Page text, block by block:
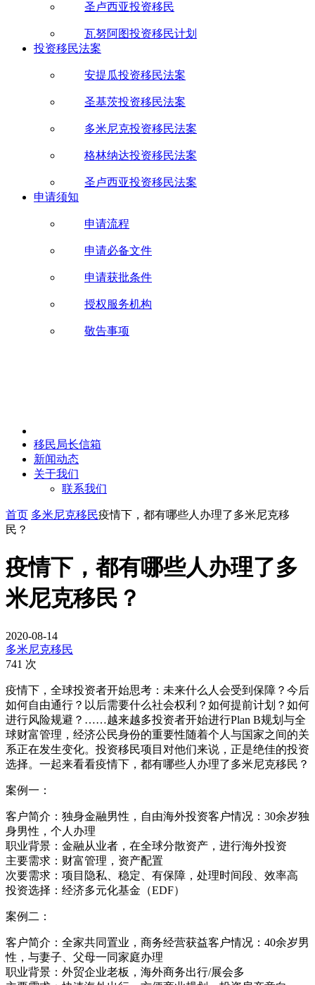
圣卢西亚投资移民
瓦努阿图投资移民计划
投资移民法案
安提瓜投资移民法案
圣基茨投资移民法案
多米尼克投资移民法案
格林纳达投资移民法案
圣卢西亚投资移民法案
申请须知
申请流程
申请必备文件
申请获批条件
授权服务机构
敬告事项
移民局长信箱
新闻动态
关于我们
联系我们
首页 多米尼克移民疫情下，都有哪些人办理了多米尼克移
民？
疫情下，都有哪些人办理了多
米尼克移民？
2020-08-14
多米尼克移民
741 次
疫情下，全球投资者开始思考：未来什么人会受到保障？今后
如何自由通行？以后需要什么社会权利？如何提前计划？如何
进行风险规避？……越来越多投资者开始进行Plan B规划与全
球财富管理，经济公民身份的重要性随着个人与国家之间的关
系正在发生变化。投资移民项目对他们来说，正是绝佳的投资
选择。一起来看看疫情下，都有哪些人办理了多米尼克移民？
案例一：
客户简介：独身金融男性，自由海外投资客户情况：30余岁独
身男性，个人办理
职业背景：金融从业者，在全球分散资产，进行海外投资
主要需求：财富管理，资产配置
次要需求：项目隐私、稳定、有保障，处理时间段、效率高
投资选择：经济多元化基金（EDF）
案例二：
客户简介：全家共同置业，商务经营获益客户情况：40余岁男
性，与妻子、父母一同家庭办理
职业背景：外贸企业老板，海外商务出行/展会多